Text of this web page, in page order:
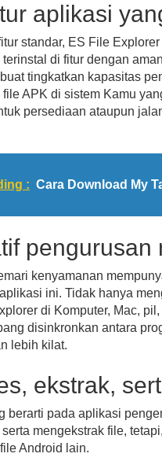
aplikasi
standar, ES File
di fitur dengan
tingkatkan kapasitas
APK di sistem Kamu
persediaan ataupun
: Cara Download My
pengurusan
kenyamanan
ini. Tidak hanya
di Komputer, Mac,
disinkronkan antara
lebih kilat.
ekstrak,
berarti pada aplikasi
mengekstrak file,
Android lain.